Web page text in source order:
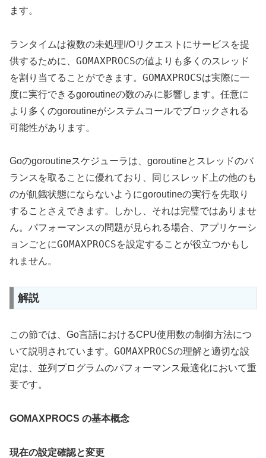
ます。
ランタイムは複数の未処理I/Oリクエストにサービスを提
供するために、 GOMAXPROCSの値よりも多くのスレッド
を割り当てることができます。 GOMAXPROCSは実際に一
度に実行できるgoroutineの数のみに影響します。任意に
より多くのgoroutineがシステムコールでブロックされる
可能性があります。
Goのgoroutineスケジューラは、goroutineとスレッドのバ
ランスを取ることに優れており、同じスレッド上の他のも
のが飢餓状態にならないようにgoroutineの実行を先取り
することさえできます。しかし、それは完璧ではありませ
ん。パフォーマンスの問題が見られる場合、アプリケーシ
ョンごとにGOMAXPROCSを設定することが役立つかもし
れません。
解説
この節では、Go言語におけるCPU使用数の制御方法につ
いて説明されています。 GOMAXPROCSの理解と適切な設
定は、並列プログラムのパフォーマンス最適化において重
要です。
GOMAXPROCS の基本概念
現在の設定確認と変更